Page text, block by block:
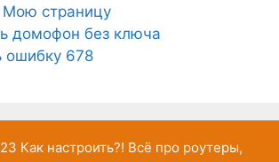
Мою страницу
домофон без ключа
ошибку 678
Как настроить?! Всё про роутеры,